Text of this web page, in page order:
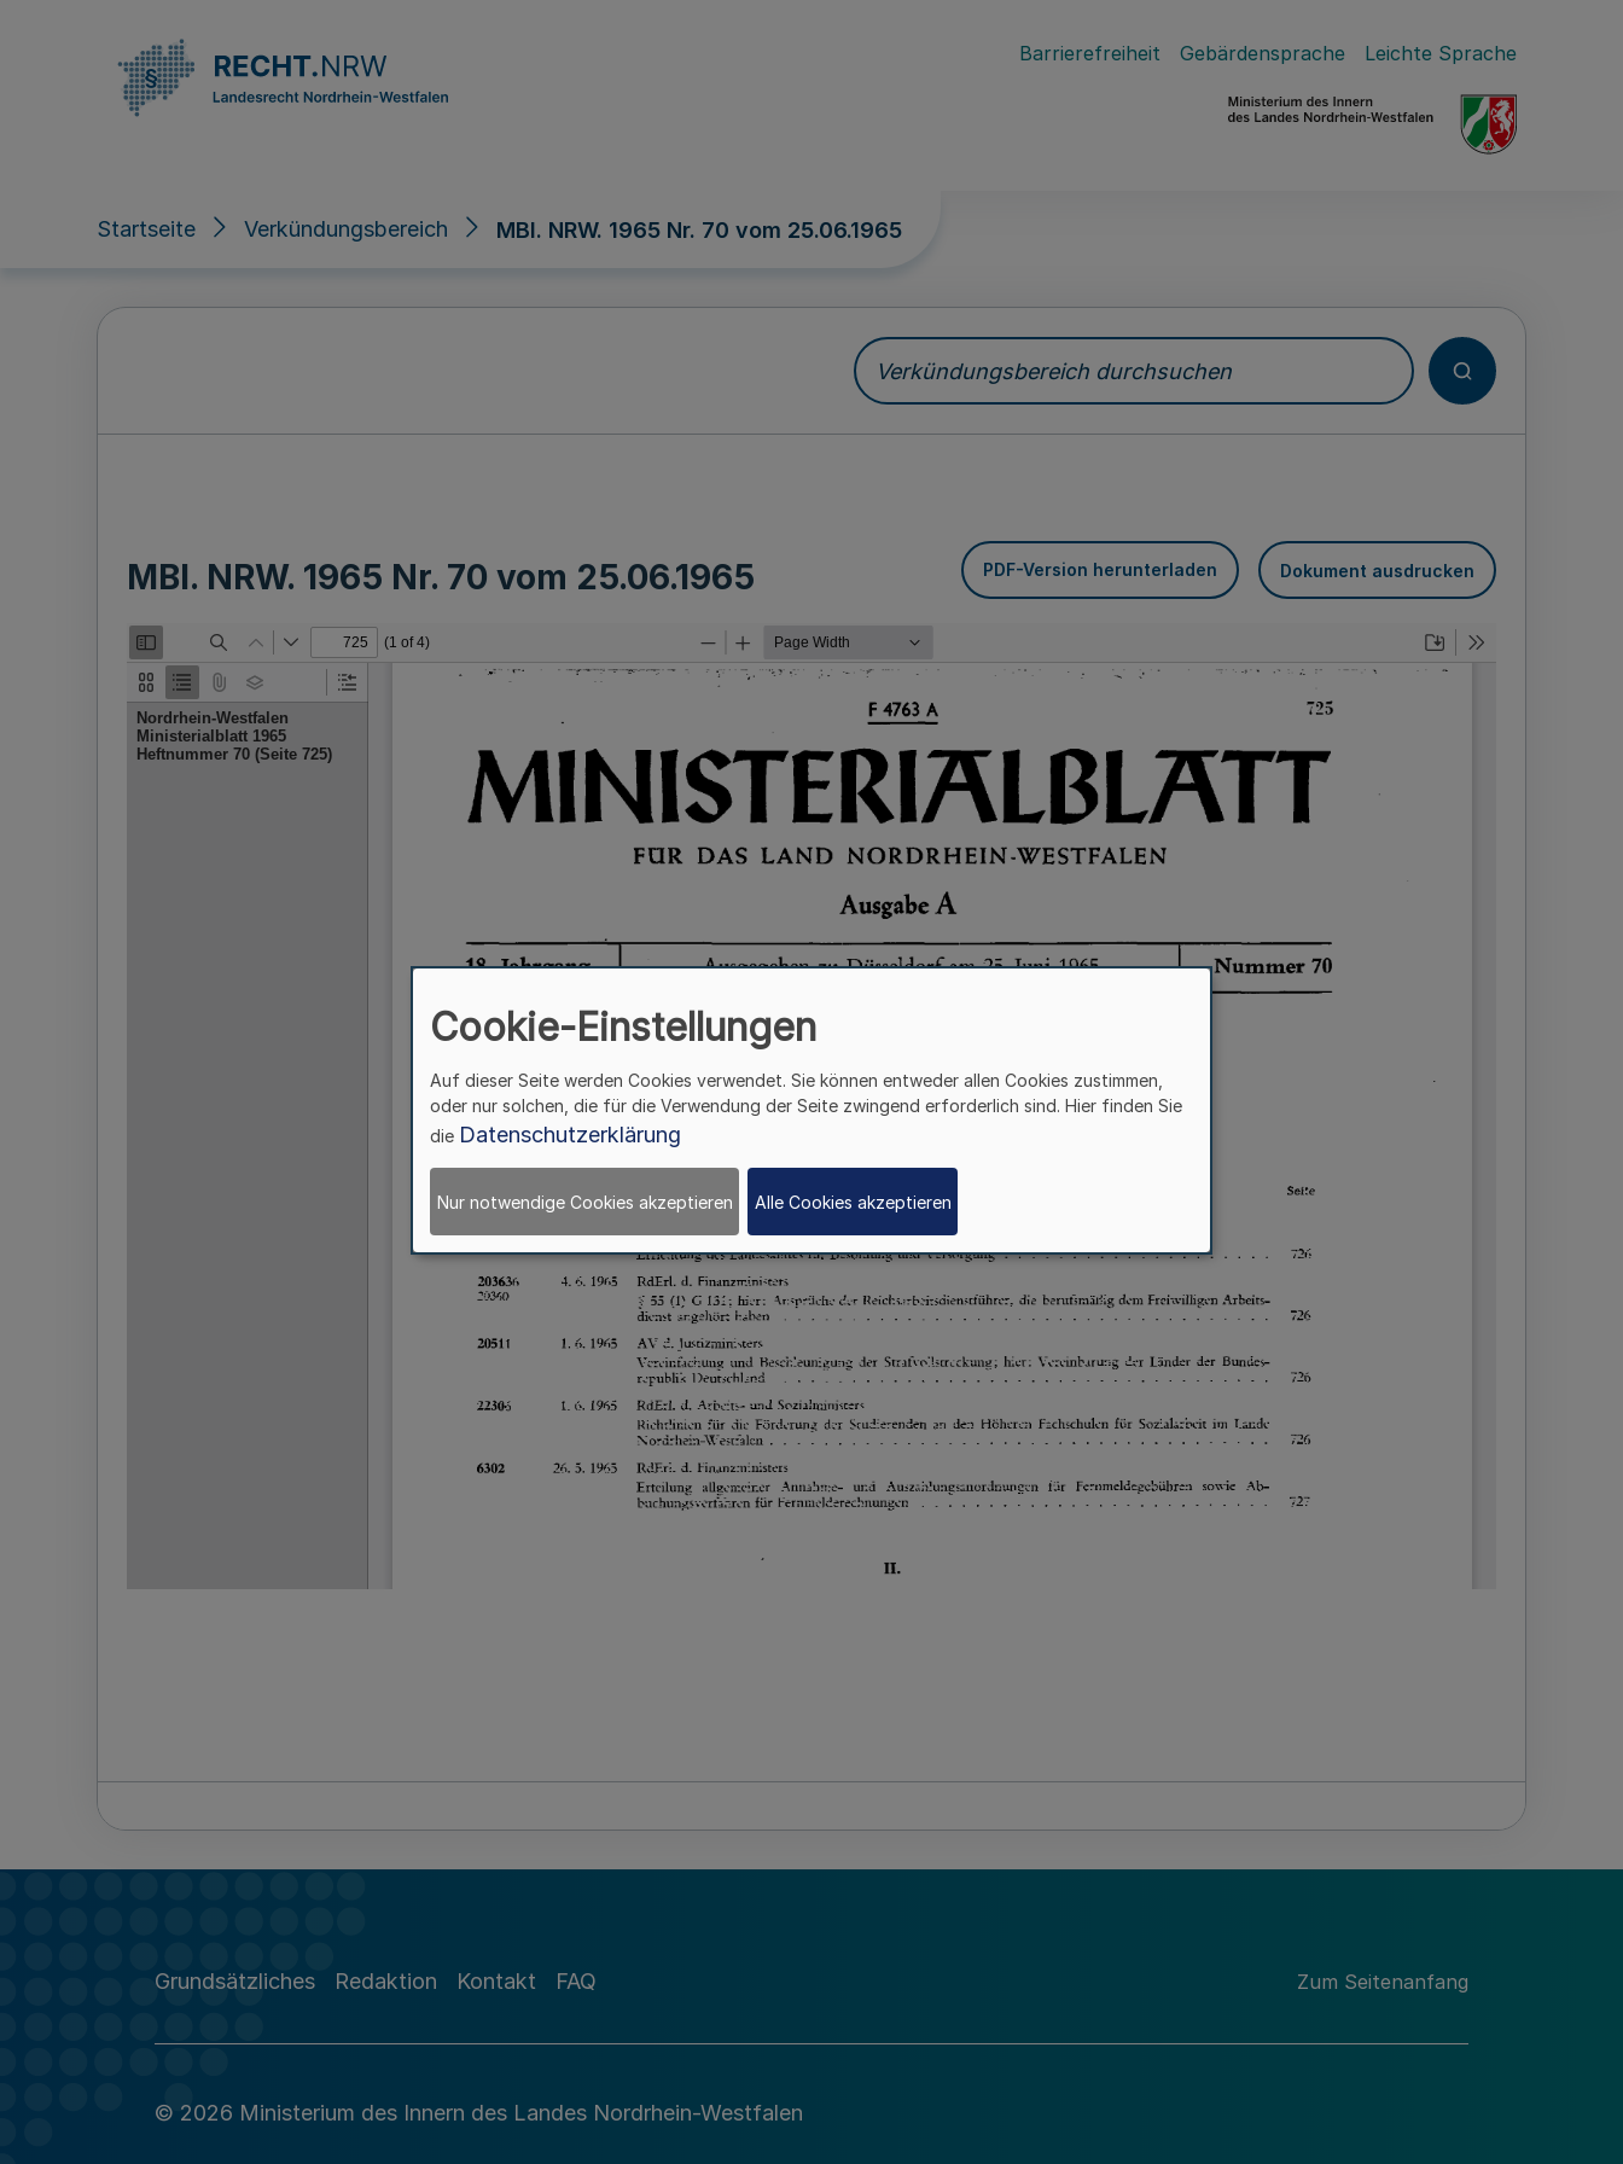
Barrierefreiheit Gebärdensprache Leichte Sprache
Startseite Verkündungsbereich MBl. NRW. 1965 Nr. 70 vom 25.06.1965
Verkündungsbereich durchsuchen
MBl. NRW. 1965 Nr. 70 vom 25.06.1965 PDF-Version herunterladen Dokument ausdrucken
Grundsätzliches Redaktion Kontakt FAQ Zum Seitenanfang
© 2026 Ministerium des Innern des Landes Nordrhein-Westfalen
Cookie-Einstellungen
Auf dieser Seite werden Cookies verwendet. Sie können entweder allen Cookies zustimmen,
oder nur solchen, die für die Verwendung der Seite zwingend erforderlich sind. Hier finden Sie
die Datenschutzerklärung
Nur notwendige Cookies akzeptieren Alle Cookies akzeptieren